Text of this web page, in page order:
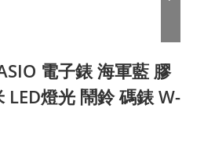
電子錶 海軍藍 膠
LED燈光 鬧鈴 碼錶 W-